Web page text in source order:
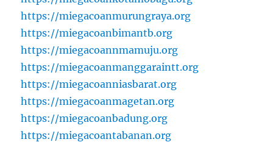
https://miegacoanmurungraya.org
https://miegacoanbimantb.org
https://miegacoannmamuju.org
https://miegacoanmanggaraintt.org
https://miegacoanniasbarat.org
https://miegacoanmagetan.org
https://miegacoanbadung.org
https://miegacoantabanan.org